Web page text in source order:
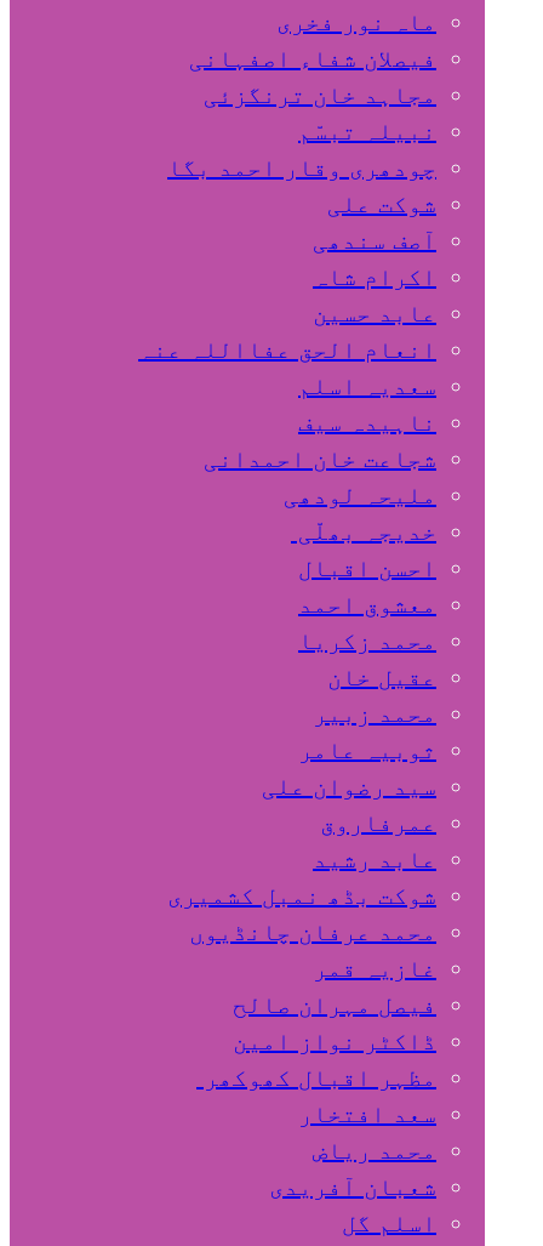
ماہ نور فخری
فیصلان شفاء اصفہانی
مجاہد خان ترنگزئی
نبیلہ تبسّم
چودھری وقار احمد بگا
شوکت علی
آصف سندھی
اکرام شاہ
عابد حسین
انعام الحق عفااللہ عنہ
سعدیہ اسلم
ناہیدہ سیف
شجاعت خان احمدانی
ملیحہ لودھی
خدیجہ بھلّی
احسن اقبال
معشوق احمد
محمد زکریا
عقیل خان
محمد زبیر
ثوبیہ عامر
سید رضوان علی
عمرفاروق
عابد رشید
شوکت بڈھ نمبل کشمیری
محمد عرفان چانڈیوں
غازیہ قمر
فیصل مہران صالح
ڈاکٹر نواز امین
مظہر اقبال کھوکھر
سعد افتخار
محمد ریاض
شعبان آفریدی
اسلم گل